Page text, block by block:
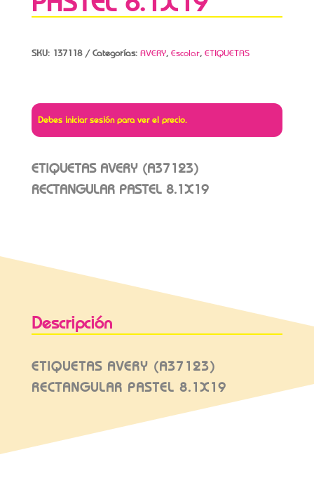
SKU: 137118 Categorías: AVERY, Escolar, ETIQUETAS
Debes iniciar sesión para ver el precio.
ETIQUETAS AVERY (A37123)
RECTANGULAR PASTEL 8.1X19
Descripción
ETIQUETAS AVERY (A37123)
RECTANGULAR PASTEL 8.1X19